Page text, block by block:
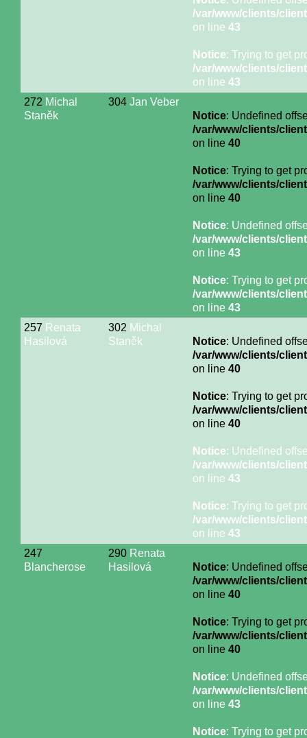
/var/www/clients/
on line 43
Notice: Trying to get
/var/www/clients/
on line 43
272 Michal
Staněk
304 Jan Veber
Notice: Undefined
/var/www/clients/
on line 40
Notice: Trying to get
/var/www/clients/
on line 40
Notice: Undefined
/var/www/clients/
on line 43
Notice: Trying to get
/var/www/clients/
on line 43
257 Renata
Hasilová
302 Michal
Staněk
Notice: Undefined
/var/www/clients/
on line 40
Notice: Trying to get
/var/www/clients/
on line 40
Notice: Undefined
/var/www/clients/
on line 43
Notice: Trying to get
/var/www/clients/
on line 43
247
Blancherose
290 Renata
Hasilová
Notice: Undefined
/var/www/clients/
on line 40
Notice: Trying to get
/var/www/clients/
on line 40
Notice: Undefined
/var/www/clients/
on line 43
Notice: Trying to get